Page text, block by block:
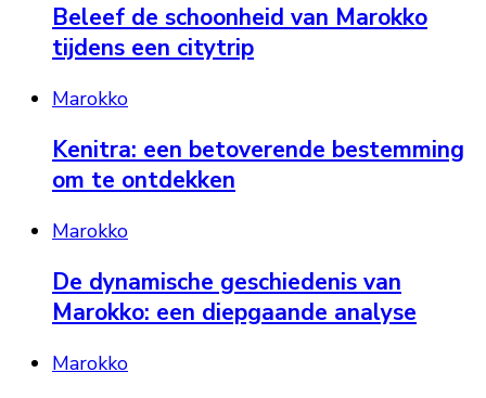
Beleef de schoonheid van Marokko
tijdens een citytrip
Marokko
Kenitra: een betoverende bestemming
om te ontdekken
Marokko
De dynamische geschiedenis van
Marokko: een diepgaande analyse
Marokko